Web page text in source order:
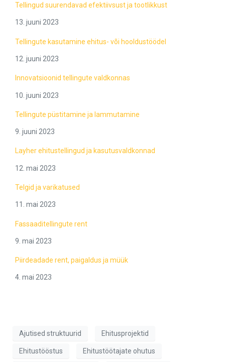
Tellingud suurendavad efektiivsust ja tootlikkust
13. juuni 2023
Tellingute kasutamine ehitus- või hooldustöödel
12. juuni 2023
Innovatsioonid tellingute valdkonnas
10. juuni 2023
Tellingute püstitamine ja lammutamine
9. juuni 2023
Layher ehitustellingud ja kasutusvaldkonnad
12. mai 2023
Telgid ja varikatused
11. mai 2023
Fassaaditellingute rent
9. mai 2023
Piirdeadade rent, paigaldus ja müük
4. mai 2023
Ajutised struktuurid Ehitusprojektid
Ehitustööstus Ehitustöötajate ohutus